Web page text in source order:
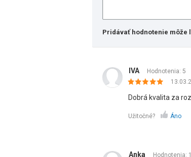
Pridávať hodnotenie môže
IVA Hodnotenia: 5
Dobrá kvalita za
Užitočné? Áno
Anka Hodnotenia: 1